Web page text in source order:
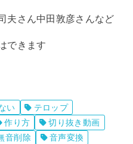
夫さん中田敦彦さんなど
できます
い
テロップ
作り方
切り抜き動画
音削除 音声変換